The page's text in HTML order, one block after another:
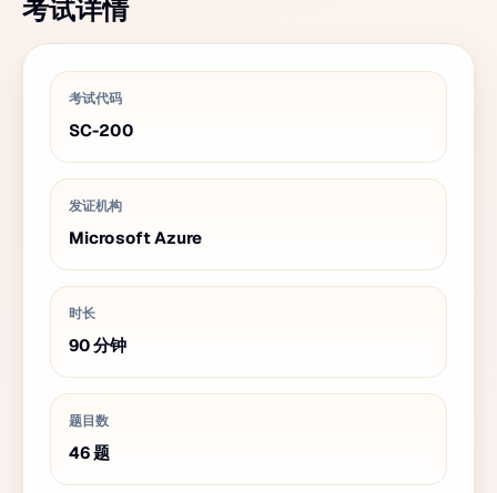
考试详情
考试代码
SC-200
发证机构
Microsoft Azure
时长
90分钟
题目数
46题